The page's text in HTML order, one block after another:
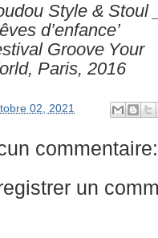
Style & Stoul
d’enfance’
Groove Your
Paris, 2016
02, 2021
commentaire:
un